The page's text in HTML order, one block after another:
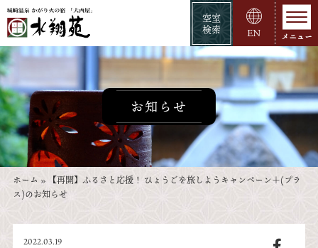
空室
検索
EN
お知らせ
ホーム »
【再開】ふるさと応援！ ひょうごを旅しようキャンペーン＋(プラ
ス)のお知らせ
2022.03.19